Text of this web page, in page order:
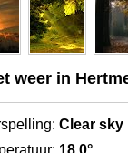
weer in
Clear sky